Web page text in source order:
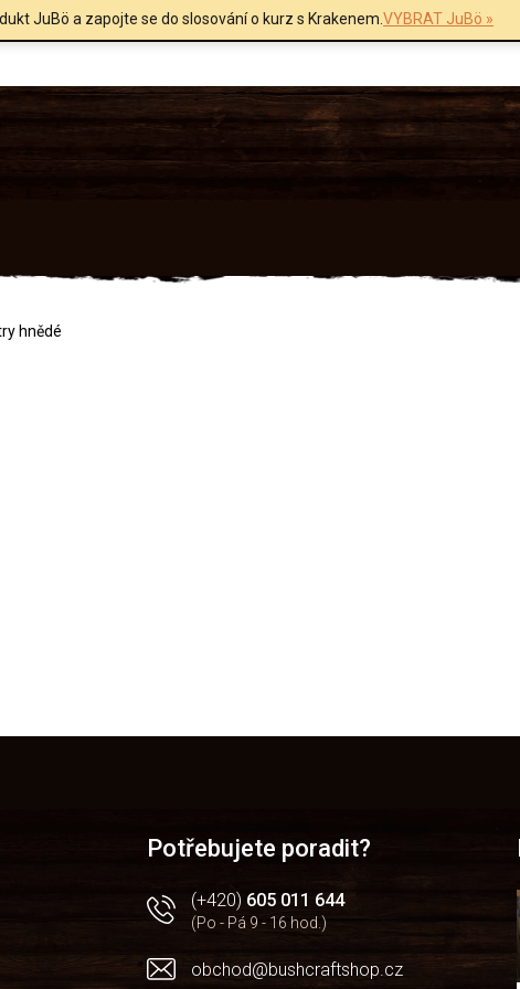
JuBö a zapojte se do slosování o kurz s Krakenem.VYBRAT JuBö »
hnědé
Potřebujete poradit?
(+420) 605 011 644
(Po - Pá 9 - 16 hod.)
obchod@bushcraftshop.cz